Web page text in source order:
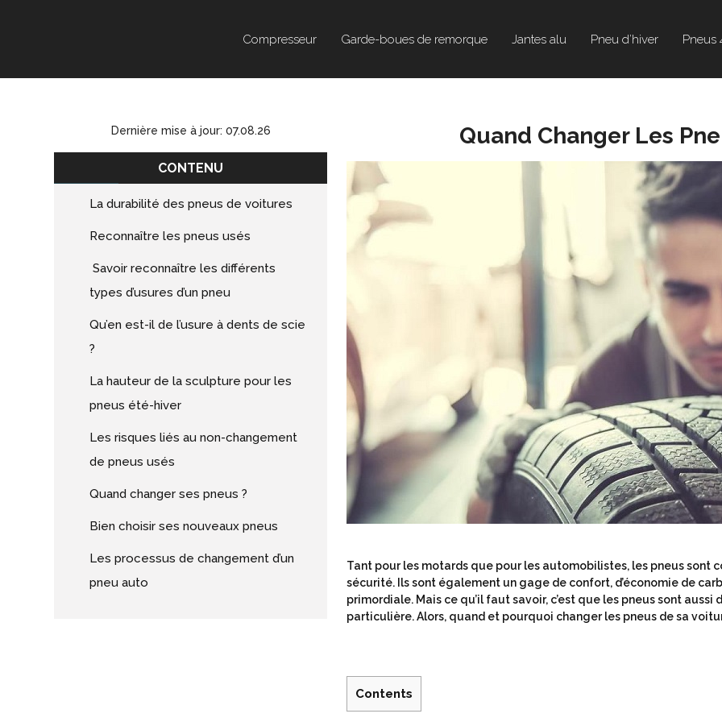
Compresseur Garde-boues de remorque Jantes alu Pneu d’hiver Pneus
Dernière mise à jour: 07.08.26
CONTENU
La durabilité des pneus de voitures
Reconnaître les pneus usés
Savoir reconnaître les différents
types d’usures d’un pneu
Qu’en est-il de l’usure à dents de scie
?
La hauteur de la sculpture pour les
pneus été-hiver
Les risques liés au non-changement
de pneus usés
Quand changer ses pneus ?
Bien choisir ses nouveaux pneus
Les processus de changement d’un
pneu auto
Quand Changer Les
Tant pour les motards que pour les automobilistes, les pneus sont
sécurité. Ils sont également un gage de confort, d’économie de
primordiale. Mais ce qu’il faut savoir, c’est que les pneus sont
particulière. Alors, quand et pourquoi changer les pneus de sa
Contents